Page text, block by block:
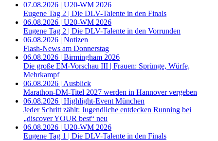
07.08.2026 | U20-WM 2026
Eugene Tag 2 | Die DLV-Talente in den Finals
06.08.2026 | U20-WM 2026
Eugene Tag 2 | Die DLV-Talente in den Vorrunden
06.08.2026 | Notizen
Flash-News am Donnerstag
06.08.2026 | Birmingham 2026
Die große EM-Vorschau III | Frauen: Sprünge, Würfe,
Mehrkampf
06.08.2026 | Ausblick
Marathon-DM-Titel 2027 werden in Hannover vergeben
06.08.2026 | Highlight-Event München
Jeder Schritt zählt: Jugendliche entdecken Running bei
„discover YOUR best“ neu
06.08.2026 | U20-WM 2026
Eugene Tag 1 | Die DLV-Talente in den Finals